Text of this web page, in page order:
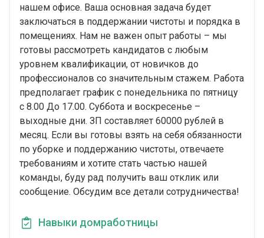
нашем офисе. Ваша основная задача будет
заключаться в поддержании чистоты и порядка в
помещениях. Нам не важен опыт работы – мы
готовы рассмотреть кандидатов с любым
уровнем квалификации, от новичков до
профессионалов со значительным стажем. Работа
предполагает график с понедельника по пятницу
с 8.00 До 17.00. Суббота и воскресенье –
выходные дни. ЗП составляет 60000 рублей в
месяц. Если вы готовы взять на себя обязанности
по уборке и поддержанию чистоты, отвечаете
требованиям и хотите стать частью нашей
команды, буду рад получить ваш отклик или
сообщение. Обсудим все детали сотрудничества!
Навыки домработницы